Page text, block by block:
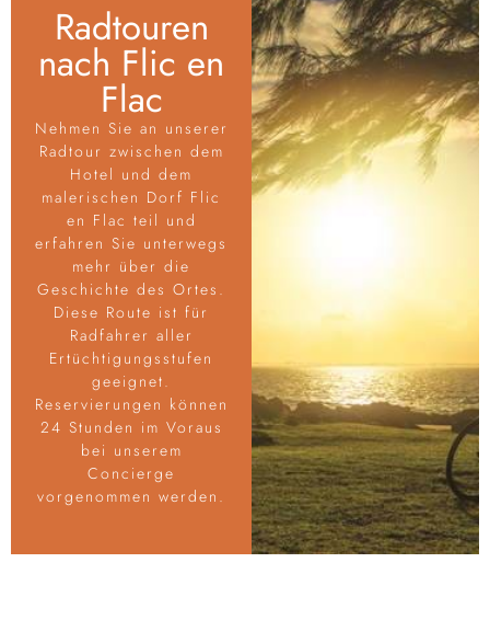
Radtouren
nach Flic en
Flac
Nehmen Sie an unserer
Radtour zwischen dem
Hotel und dem
malerischen Dorf Flic
en Flac teil und
erfahren Sie unterwegs
mehr über die
Geschichte des Ortes.
Diese Route ist für
Radfahrer aller
Ertüchtigungsstufen
geeignet.
Reservierungen können
24 Stunden im Voraus
bei unserem
Concierge
vorgenommen werden.